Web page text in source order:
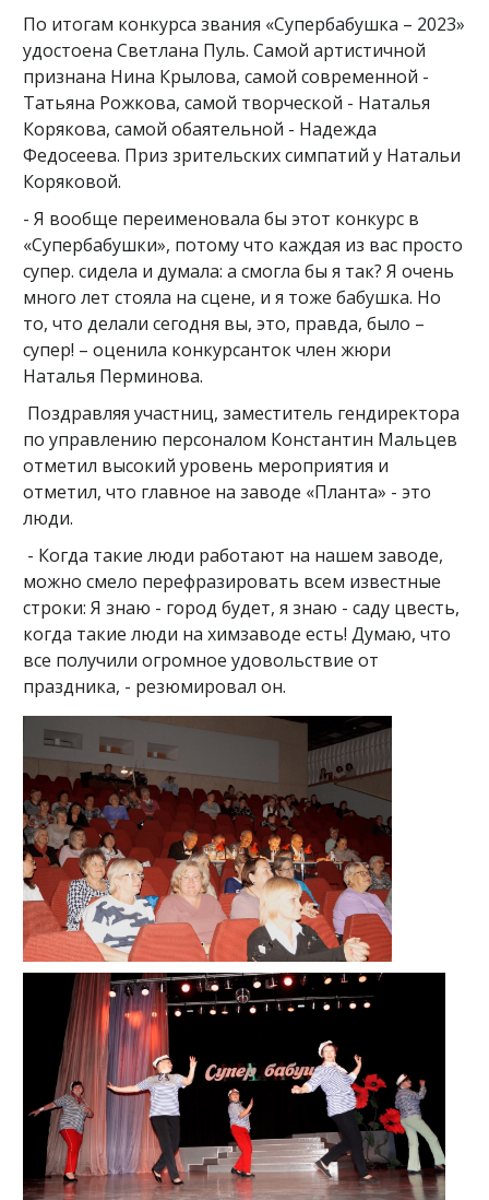
По итогам конкурса звания «Супербабушка – 2023»
удостоена Светлана Пуль. Самой артистичной
признана Нина Крылова, самой современной -
Татьяна Рожкова, самой творческой - Наталья
Корякова, самой обаятельной - Надежда
Федосеева. Приз зрительских симпатий у Натальи
Коряковой.
- Я вообще переименовала бы этот конкурс в
«Супербабушки», потому что каждая из вас просто
супер. сидела и думала: а смогла бы я так? Я очень
много лет стояла на сцене, и я тоже бабушка. Но
то, что делали сегодня вы, это, правда, было –
супер! – оценила конкурсанток член жюри
Наталья Перминова.
Поздравляя участниц, заместитель гендиректора
по управлению персоналом Константин Мальцев
отметил высокий уровень мероприятия и
отметил, что главное на заводе «Планта» - это
люди.
- Когда такие люди работают на нашем заводе,
можно смело перефразировать всем известные
строки: Я знаю - город будет, я знаю - саду цвесть,
когда такие люди на химзаводе есть! Думаю, что
все получили огромное удовольствие от
праздника, - резюмировал он.